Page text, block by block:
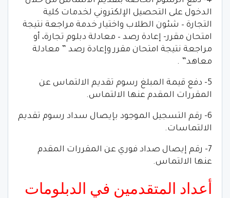
الدخول على التحصيل الإلكتروني لخدمات كلية
التجارة – شئون الطلاب واختيار خدمة مراجعة نتيجة
امتحان مقرر- إعادة رصد – معادلة دبلوم تجارة، أو
مراجعة نتيجة امتحان مقرر وإعادة رصد ” معادلة
معاهد” .
5- دفع قيمة المبلغ رسوم تقديم الالتماس عن
المقررات المقدم عنها الالتماس.
6- رقم التسجيل الموجود بإيصال سداد رسوم تقديم
الالتماسات.
7- رقم إيصال صداد فوري عن المقررات المقدم
عنها الالتماس.
أعداد المتقدمين في الدبلومات